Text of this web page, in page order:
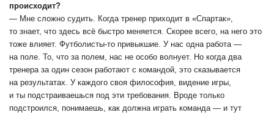
происходит?
― Мне сложно судить. Когда тренер приходит в «Спартак»,
то знает, что здесь всё быстро меняется. Скорее всего, на него это
тоже влияет. Футболисты-то привыкшие. У нас одна работа ―
на поле. То, что за полем, нас не особо волнует. Но когда два
тренера за один сезон работают с командой, это сказывается
на результатах. У каждого своя философия, видение игры,
и ты подстраиваешься под эти требования. Вроде только
подстроился, понимаешь, как должна играть команда — и тут